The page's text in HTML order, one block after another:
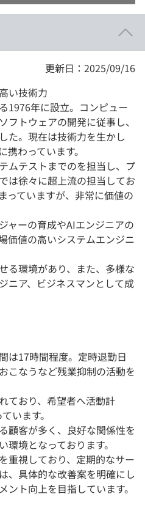
更新日：2025/09/16
い技術力
1976年に設立。コンピュー
フトウェアの開発に従事し、
た。現在は技術力を生かし
わっています。
ムテストまでのを担当し、プ
は徐々に超上流の担当してお
っていますが、非常に価値の
ャーの育成やAIエンジニアの
価値の高いシステムエンジニ
る環境があり、また、多様な
ニア、ビジネスマンとして成
は17時間程度。定時退勤日
こなうなど残業抑制の活動を
ており、希望者へ活動計
います。
顧客が多く、良好な関係性を
境となっております。
重視しており、定期的なサー
、具体的な改善案を明確にし
ト向上を目指しています。